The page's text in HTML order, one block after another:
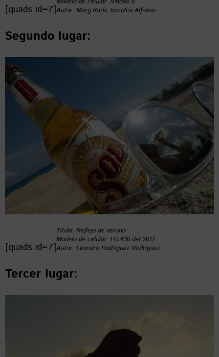
[quads id=7]Autor: Mary Karla Jomolca Alfonso
Segundo lugar:
[quads id=7]
Título: Reflejo de verano
Modelo de celular: LG K10 del 2017
Autor: Leandro Rodríguez Rodríguez
Tercer lugar: